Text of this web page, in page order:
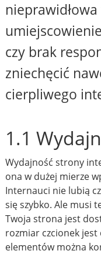
czy brak
zniechęcić
cierpliwego
1.1
Wydajność strony
ona w dużej mierze
Internauci nie lubią
się szybko. Ale musi
Twoja strona jest
rozmiar czcionek
elementów można